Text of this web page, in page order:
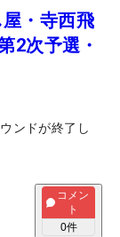
・寺西飛
2次予選・
ンドが終了し
コメン
ト
0件